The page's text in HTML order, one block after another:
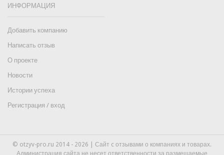
ИНФОРМАЦИЯ
Добавить компанию
Написать отзыв
О проекте
Новости
Истории успеха
Регистрация / вход
© otzyv-pro.ru 2014 - 2026 | Сайт c отзывами о компаниях и товарах.
Администрация сайта не несет ответственности за размещаемые